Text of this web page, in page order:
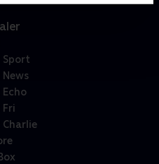
Sport
News
Echo
Fri
Charlie